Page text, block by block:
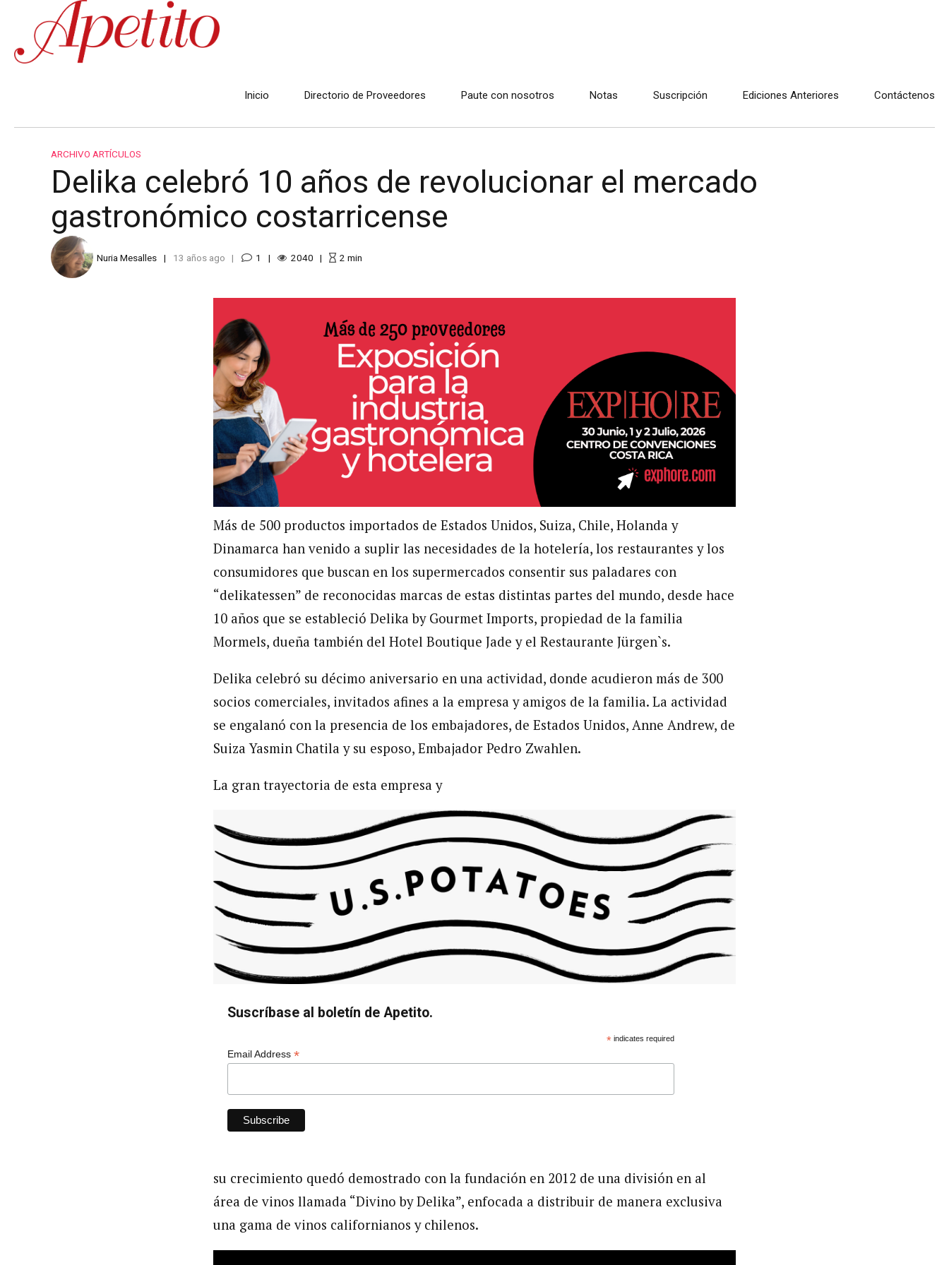
Inicio Directorio de Proveedores Paute con nosotros Notas Suscripción Ediciones Anteriores Contáctenos
ARCHIVO ARTÍCULOS
Delika celebró 10 años de revolucionar el mercado
gastronómico costarricense
Nuria Mesalles 13 años ago 1 2040 2 min
Más de 500 productos importados de Estados Unidos, Suiza, Chile, Holanda y
Dinamarca han venido a suplir las necesidades de la hotelería, los restaurantes y los
consumidores que buscan en los supermercados consentir sus paladares con
“delikatessen” de reconocidas marcas de estas distintas partes del mundo, desde hace
10 años que se estableció Delika by Gourmet Imports, propiedad de la familia
Mormels, dueña también del Hotel Boutique Jade y el Restaurante Jürgen`s.
Delika celebró su décimo aniversario en una actividad, donde acudieron más de 300
socios comerciales, invitados afines a la empresa y amigos de la familia. La actividad
se engalanó con la presencia de los embajadores, de Estados Unidos, Anne Andrew, de
Suiza Yasmin Chatila y su esposo, Embajador Pedro Zwahlen.
La gran trayectoria de esta empresa y
Suscríbase al boletín de Apetito.
*indicates required
Email Address *
su crecimiento quedó demostrado con la fundación en 2012 de una división en al
área de vinos llamada “Divino by Delika”, enfocada a distribuir de manera exclusiva
una gama de vinos californianos y chilenos.